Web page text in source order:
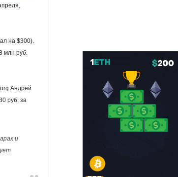
на $300).
млн руб.
Андрей
руб. за
и